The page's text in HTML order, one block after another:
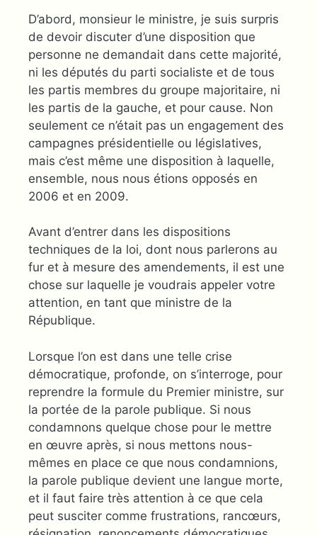
D’abord, monsieur le ministre, je suis surpris
de devoir discuter d’une disposition que
personne ne demandait dans cette majorité,
ni les députés du parti socialiste et de tous
les partis membres du groupe majoritaire, ni
les partis de la gauche, et pour cause. Non
seulement ce n’était pas un engagement des
campagnes présidentielle ou législatives,
mais c’est même une disposition à laquelle,
ensemble, nous nous étions opposés en
2006 et en 2009.
Avant d’entrer dans les dispositions
techniques de la loi, dont nous parlerons au
fur et à mesure des amendements, il est une
chose sur laquelle je voudrais appeler votre
attention, en tant que ministre de la
République.
Lorsque l’on est dans une telle crise
démocratique, profonde, on s’interroge, pour
reprendre la formule du Premier ministre, sur
la portée de la parole publique. Si nous
condamnons quelque chose pour le mettre
en œuvre après, si nous mettons nous-
mêmes en place ce que nous condamnions,
la parole publique devient une langue morte,
et il faut faire très attention à ce que cela
peut susciter comme frustrations, rancœurs,